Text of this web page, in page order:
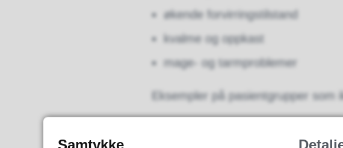
økende forvirringstilstand
kvalme og oppkast
mage- og tarmproblemer
Eksempler på pasientgrupper som
Samtykke